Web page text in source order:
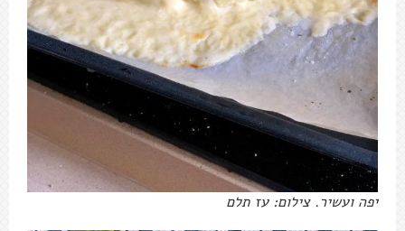
יפה ועשיר. צילום: עז תלם